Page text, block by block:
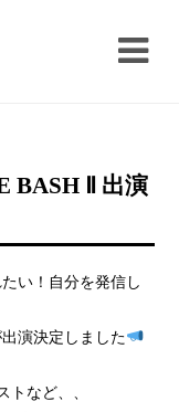
BASH Ⅱ 出演
い！自分を発信し
演決定しました
トなど、、